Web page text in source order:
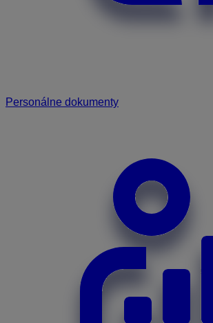
Personálne dokumenty